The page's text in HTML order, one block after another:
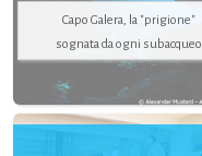
Capo Galera, la "prigione"
sognata da ogni subacqueo